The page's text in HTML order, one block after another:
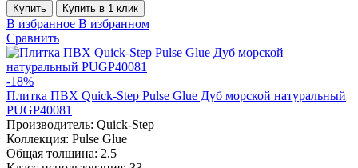
Купить Купить в 1 клик
В избранное В избранном
Сравнить
-18%
Плитка ПВХ Quick-Step Pulse Glue Дуб морской натуральный
PUGP40081
Производитель: Quick-Step
Коллекция: Pulse Glue
Общая толщина: 2.5